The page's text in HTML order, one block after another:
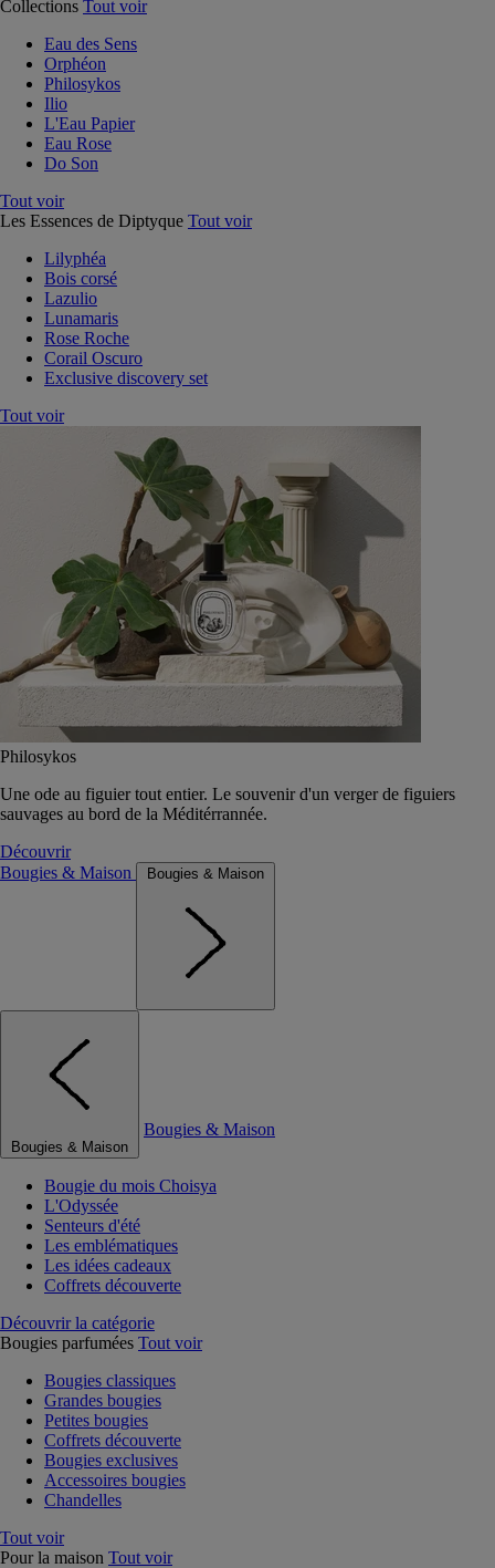
Collections Tout voir
Eau des Sens
Orphéon
Philosykos
Ilio
L'Eau Papier
Eau Rose
Do Son
Tout voir
Les Essences de Diptyque Tout voir
Lilyphéa
Bois corsé
Lazulio
Lunamaris
Rose Roche
Corail Oscuro
Exclusive discovery set
Tout voir
Philosykos
Une ode au figuier tout entier. Le souvenir d'un verger de figuiers
sauvages au bord de la Méditérrannée.
Découvrir
Bougies & Maison
Bougies & Maison
Bougies & Maison
Bougies & Maison
Bougie du mois Choisya
L'Odyssée
Senteurs d'été
Les emblématiques
Les idées cadeaux
Coffrets découverte
Découvrir la catégorie
Bougies parfumées Tout voir
Bougies classiques
Grandes bougies
Petites bougies
Coffrets découverte
Bougies exclusives
Accessoires bougies
Chandelles
Tout voir
Pour la maison Tout voir